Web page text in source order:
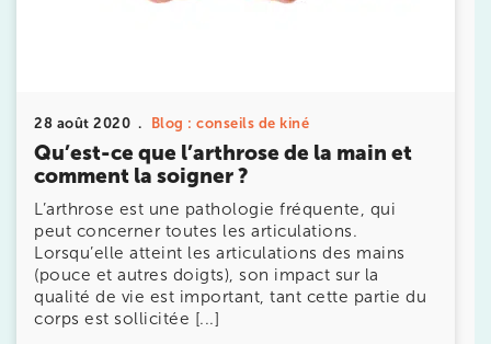
28 août 2020 Blog : conseils de kiné
Qu’est-ce que l’arthrose de la main et
comment la soigner ?
L’arthrose est une pathologie fréquente, qui
peut concerner toutes les articulations.
Lorsqu’elle atteint les articulations des mains
(pouce et autres doigts), son impact sur la
qualité de vie est important, tant cette partie du
corps est sollicitée [...]
01 55 06 05 07
PARIS 9 – PETRELLE
6 Rue Petrelle 75009 Paris
6 Rue Petrelle 75009 Paris
01 71 97 53 67
Prenez RDV sur
Prenez RDV sur